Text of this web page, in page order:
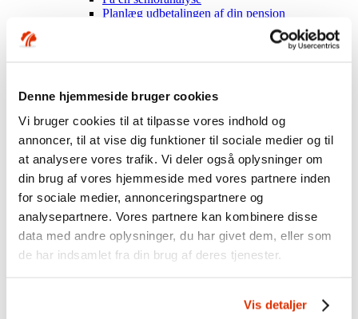
Denne hjemmeside bruger cookies
Vi bruger cookies til at tilpasse vores indhold og
annoncer, til at vise dig funktioner til sociale medier og til
at analysere vores trafik. Vi deler også oplysninger om
din brug af vores hjemmeside med vores partnere inden
for sociale medier, annonceringspartnere og
analysepartnere. Vores partnere kan kombinere disse
data med andre oplysninger, du har givet dem, eller som
de har indsamlet fra din brug af deres tjenester.
Vis detaljer
Planlæg udbetalingen af din pension
Sundhedsordning+ til pensionister
Særlige grupper - fx lærlinge
Virksomhedsvejledninger
Hvis noget går galt
Overenskomster og koder
Om ordningen
Hent materiale
Mest muligt til medarbejderne
Sundhedsordning
Indhold i ordningen
Få besøg af os
Om Industriens Pension
Fakta om os